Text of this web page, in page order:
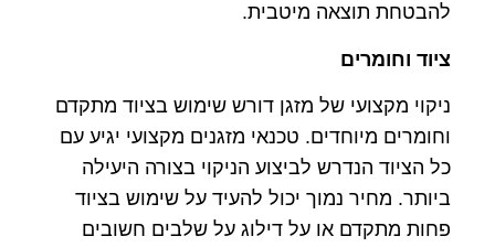
להבטחת תוצאה מיטבית.
ציוד וחומרים
ניקוי מקצועי של מזגן דורש שימוש בציוד מתקדם
וחומרים מיוחדים. טכנאי מזגנים מקצועי יגיע עם
כל הציוד הנדרש לביצוע הניקוי בצורה היעילה
ביותר. מחיר נמוך יכול להעיד על שימוש בציוד
פחות מתקדם או על דילוג על שלבים חשובים